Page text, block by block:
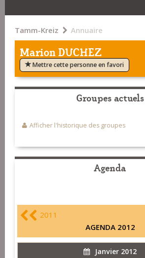
Tamm-Kreiz Annuaire
Marion DUCHEZ
Mettre cette personne en favori
Groupes actuels
Afficher l'historique des groupes
Agenda
2011
AGENDA 2012
Janvier 2012